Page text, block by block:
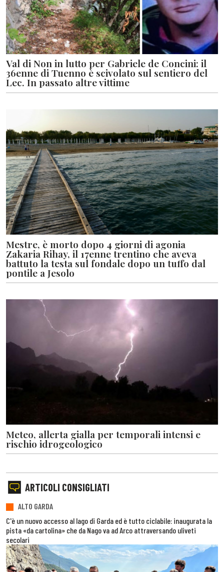
Val di Non in lutto per Gabriele de Concini: il
36enne di Tuenno è scivolato sul sentiero del
Lec. In passato altre vittime
Mestre, è morto dopo 4 giorni di agonia
Zakaria Rihay, il 17enne trentino che aveva
battuto la testa sul fondale dopo un tuffo dal
pontile a Jesolo
Meteo, allerta gialla per temporali intensi e
rischio idrogeologico
ARTICOLI CONSIGLIATI
ALTO GARDA
C'è un nuovo accesso al lago di Garda ed è tutto ciclabile: inaugurata la
pista «da cartolina» che da Nago va ad Arco attraversando uliveti
secolari